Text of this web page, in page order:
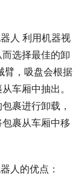
人 利用机器视
选择最佳的卸
臂，吸盘会根据
车厢中抽出。
裹进行卸载，
裹从车厢中移
人的优点：